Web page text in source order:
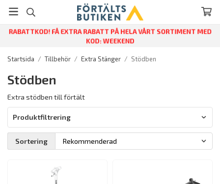
RABATTKOD! FÅ EXTRA RABATT PÅ HELA VÅRT SORTIMENT MED
KOD: WEEKEND
Startsida / Tillbehör / Extra Stänger / Stödben
Stödben
Extra stödben till förtält
Produktfiltrering
Sortering